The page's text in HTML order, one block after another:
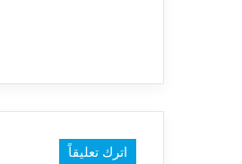
اترك تعليقاً